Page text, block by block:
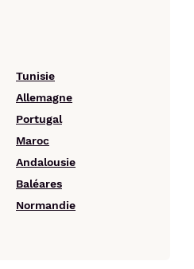
Tunisie
Allemagne
Portugal
Maroc
Andalousie
Baléares
Normandie